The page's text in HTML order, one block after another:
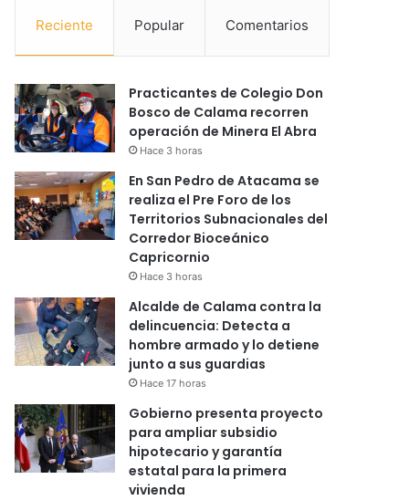
Reciente Popular Comentarios
Practicantes de Colegio Don
Bosco de Calama recorren
operación de Minera El Abra
Hace 3 horas
En San Pedro de Atacama se
realiza el Pre Foro de los
Territorios Subnacionales del
Corredor Bioceánico
Capricornio
Hace 3 horas
Alcalde de Calama contra la
delincuencia: Detecta a
hombre armado y lo detiene
junto a sus guardias
Hace 17 horas
Gobierno presenta proyecto
para ampliar subsidio
hipotecario y garantía
estatal para la primera
vivienda